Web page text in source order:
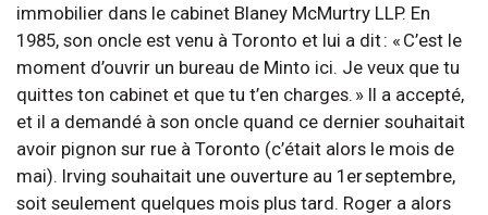
immobilier dans le cabinet Blaney McMurtry LLP. En
1985, son oncle est venu à Toronto et lui a dit : « C’est le
moment d’ouvrir un bureau de Minto ici. Je veux que tu
quittes ton cabinet et que tu t’en charges. » Il a accepté,
et il a demandé à son oncle quand ce dernier souhaitait
avoir pignon sur rue à Toronto (c’était alors le mois de
mai). Irving souhaitait une ouverture au 1er septembre,
soit seulement quelques mois plus tard. Roger a alors